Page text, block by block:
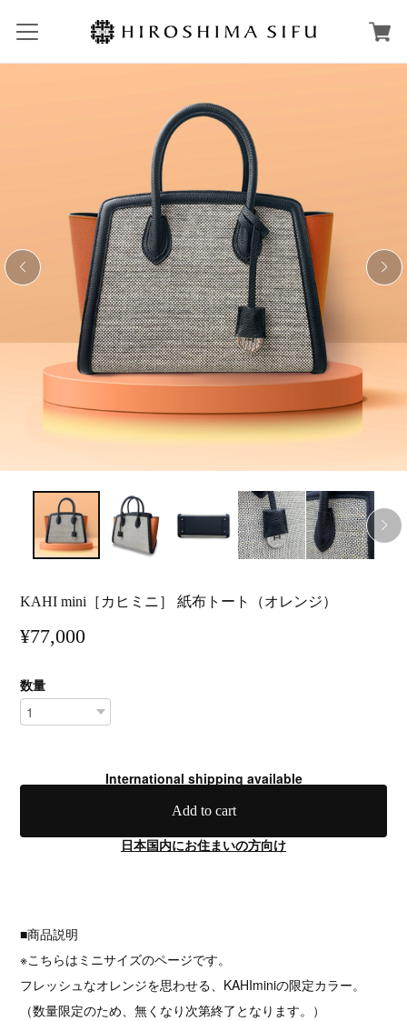
KAHI mini［カヒミニ］ 紙布トート（オレンジ）
¥77,000
数量
International shipping available
Add to cart
日本国内にお住まいの方向け
■商品説明
※こちらはミニサイズのページです。
フレッシュなオレンジを思わせる、KAHIminiの限定カラー。
（数量限定のため、無くなり次第終了となります。）